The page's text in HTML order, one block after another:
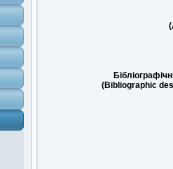
(Bibliographic